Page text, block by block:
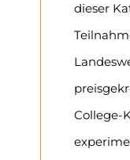
dieser
College-